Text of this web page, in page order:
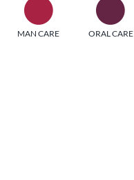
di comunicazione
Edizioni Turbo, in
fornisce strumenti di
beauty, food,
MAN CARE ORAL CARE